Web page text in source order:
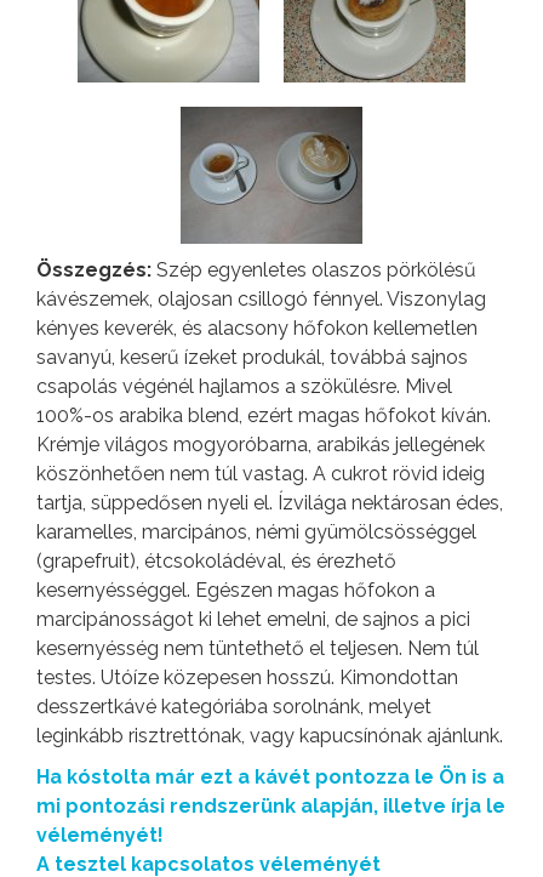
Összegzés: Szép egyenletes olaszos pörkölésű
kávészemek, olajosan csillogó fénnyel. Viszonylag
kényes keverék, és alacsony hőfokon kellemetlen
savanyú, keserű ízeket produkál, továbbá sajnos
csapolás végénél hajlamos a szökülésre. Mivel
100%-os arabika blend, ezért magas hőfokot kíván.
Krémje világos mogyoróbarna, arabikás jellegének
köszönhetően nem túl vastag. A cukrot rövid ideig
tartja, süppedősen nyeli el. Ízvilága nektárosan édes,
karamelles, marcipános, némi gyümölcsösséggel
(grapefruit), étcsokoládéval, és érezhető
kesernyésséggel. Egészen magas hőfokon a
marcipánosságot ki lehet emelni, de sajnos a pici
kesernyésség nem tüntethető el teljesen. Nem túl
testes. Utóíze közepesen hosszú. Kimondottan
desszertkávé kategóriába sorolnánk, melyet
leginkább risztrettónak, vagy kapucsínónak ajánlunk.
Ha kóstolta már ezt a kávét pontozza le Ön is a
mi pontozási rendszerünk alapján, illetve írja le
véleményét!
A tesztel kapcsolatos véleményét